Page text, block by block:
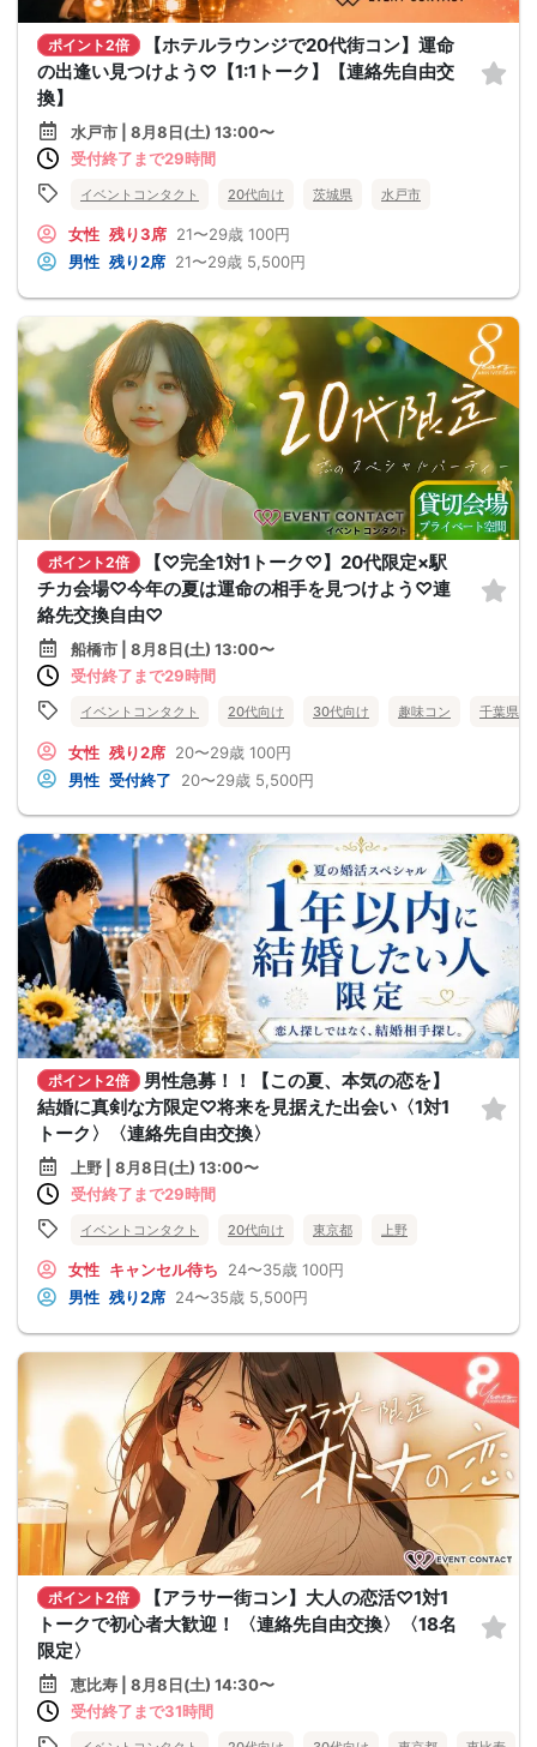
ポイント2倍
【ホテルラウンジで20代街コン】運命
の出逢い見つけよう♡【1:1トーク】【連絡先自由交
換】
水戸市 | 8月8日(土) 13:00〜
受付終了まで29時間
イベントコンタクト 20代向け 茨城県 水戸市
女性 残り3席 21〜29歳 100円
男性 残り2席 21〜29歳 5,500円
ポイント2倍
【♡完全1対1トーク♡】20代限定×駅
チカ会場♡今年の夏は運命の相手を見つけよう♡連
絡先交換自由♡
船橋市 | 8月8日(土) 13:00〜
受付終了まで29時間
イベントコンタクト 20代向け 30代向け 趣味コン 千葉県
女性 残り2席 20〜29歳 100円
男性 受付終了 20〜29歳 5,500円
ポイント2倍
男性急募！！【この夏、本気の恋を】
結婚に真剣な方限定♡将来を見据えた出会い〈1対1
トーク〉〈連絡先自由交換〉
上野 | 8月8日(土) 13:00〜
受付終了まで29時間
イベントコンタクト 20代向け 東京都 上野
女性 キャンセル待ち 24〜35歳 100円
男性 残り2席 24〜35歳 5,500円
ポイント2倍
【アラサー街コン】大人の恋活♡1対1
トークで初心者大歓迎！ 〈連絡先自由交換〉〈18名
限定〉
恵比寿 | 8月8日(土) 14:30〜
受付終了まで31時間